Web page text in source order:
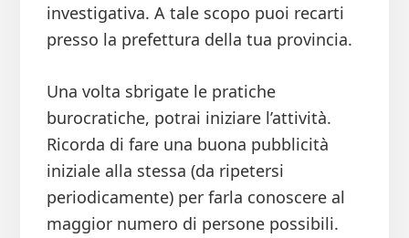
investigativa. A tale scopo puoi recarti
presso la prefettura della tua provincia.
Una volta sbrigate le pratiche
burocratiche, potrai iniziare l’attività.
Ricorda di fare una buona pubblicità
iniziale alla stessa (da ripetersi
periodicamente) per farla conoscere al
maggior numero di persone possibili.